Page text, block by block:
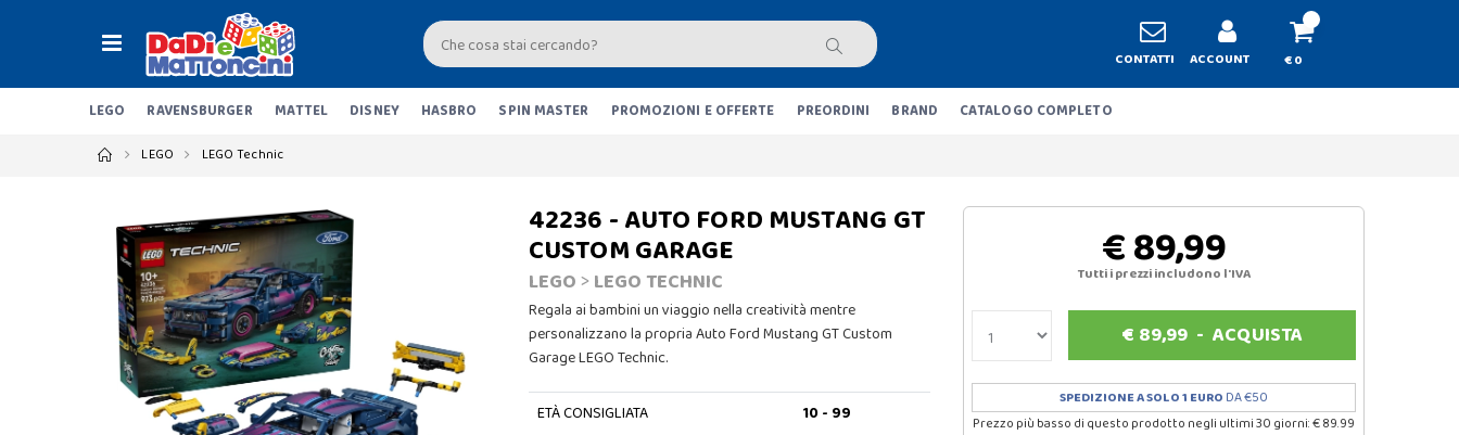
CONTATTI ACCOUNT € 0
LEGO RAVENSBURGER MATTEL DISNEY HASBRO SPIN MASTER PROMOZIONI E OFFERTE PREORDINI BRAND CATALOGO COMPLETO
LEGO LEGO Technic
42236 - AUTO FORD MUSTANG GT
CUSTOM GARAGE
LEGO> LEGO TECHNIC
Regala ai bambini un viaggio nella creatività mentre
personalizzano la propria Auto Ford Mustang GT Custom
Garage LEGO Technic.
ETÀ CONSIGLIATA 10 - 99
€ 89,99
Tutti i prezzi includono l'IVA
€ 89,99- ACQUISTA
SPEDIZIONE A SOLO 1 EURO DA €50
Prezzo più basso di questo prodotto negli ultimi 30 giorni: € 89.99